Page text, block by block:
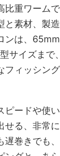
比重ワーム
と素材、製
ンは、
サイズまで
フィッシン
ピードや使
せる、非常
巻きでも、